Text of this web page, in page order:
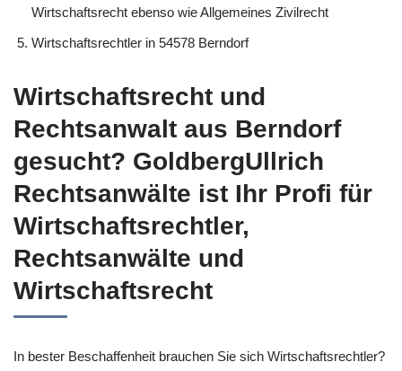
Wirtschaftsrecht ebenso wie Allgemeines Zivilrecht
Wirtschaftsrechtler in 54578 Berndorf
Wirtschaftsrecht und
Rechtsanwalt aus Berndorf
gesucht? GoldbergUllrich
Rechtsanwälte ist Ihr Profi für
Wirtschaftsrechtler,
Rechtsanwälte und
Wirtschaftsrecht
In bester Beschaffenheit brauchen Sie sich Wirtschaftsrechtler?